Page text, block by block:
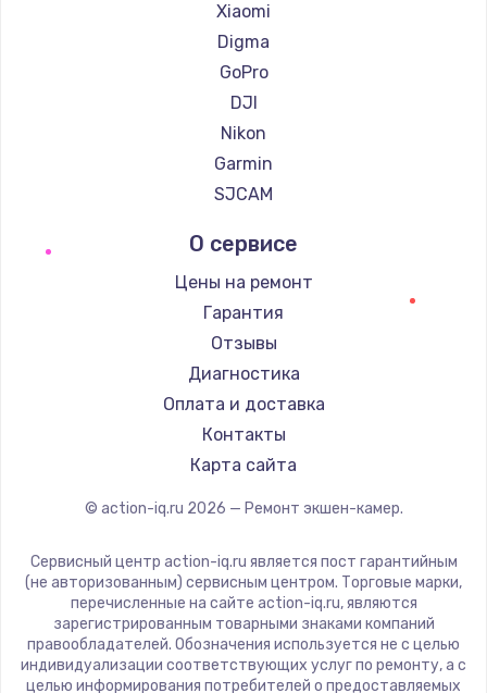
Xiaomi
Digma
GoPro
DJI
Nikon
Garmin
SJCAM
О сервисе
Цены на ремонт
Гарантия
Отзывы
Диагностика
Оплата и доставка
Контакты
Карта сайта
© action-iq.ru 2026 — Ремонт экшен-камер.
Сервисный центр action-iq.ru является пост гарантийным
(не авторизованным) сервисным центром. Торговые марки,
перечисленные на сайте action-iq.ru, являются
зарегистрированным товарными знаками компаний
правообладателей. Обозначения используется не с целью
индивидуализации соответствующих услуг по ремонту, а с
целью информирования потребителей о предоставляемых